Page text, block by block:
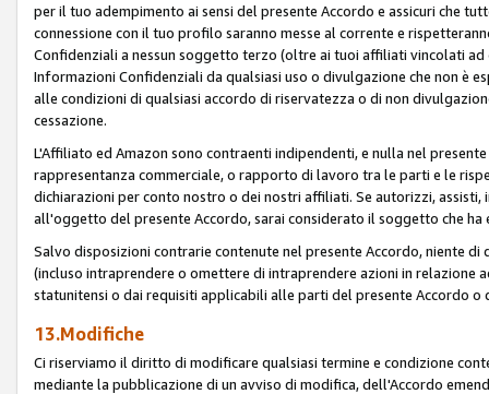
per il tuo adempimento ai sensi del presente Accordo e assicuri che
connessione con il tuo profilo saranno messe al corrente e
Confidenziali a nessun soggetto terzo (oltre ai tuoi affiliati vincolati
Informazioni Confidenziali da qualsiasi uso o divulgazione che non è
alle condizioni di qualsiasi accordo di riservatezza o di non
cessazione.
L'Affiliato ed Amazon sono contraenti indipendenti, e nulla nel
rappresentanza commerciale, o rapporto di lavoro tra le parti e le
dichiarazioni per conto nostro o dei nostri affiliati. Se autorizzi,
all'oggetto del presente Accordo, sarai considerato il soggetto che
Salvo disposizioni contrarie contenute nel presente Accordo, niente
(incluso intraprendere o omettere di intraprendere azioni in relazione
statunitensi o dai requisiti applicabili alle parti del presente Accordo o
13.Modifiche
Ci riserviamo il diritto di modificare qualsiasi termine e condizione
mediante la pubblicazione di un avviso di modifica, dell'Accordo